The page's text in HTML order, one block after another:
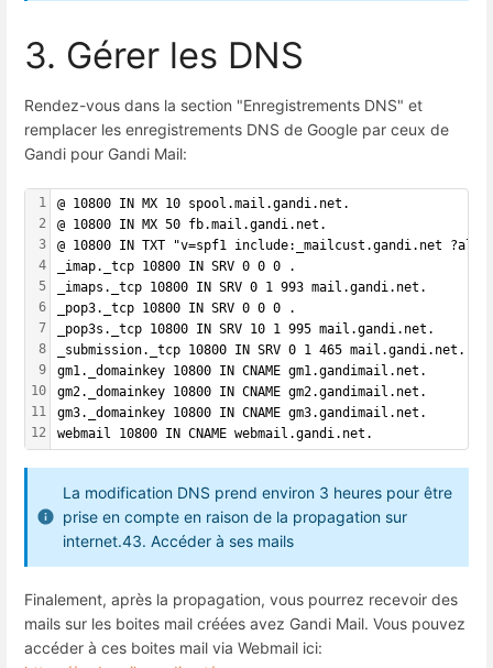
3. Gérer les DNS
Rendez-vous dans la section "Enregistrements DNS" et
remplacer les enregistrements DNS de Google par ceux de
Gandi pour Gandi Mail:
1
2
3
4
5
6
7
8
9
10
11
12
@ 10800 IN MX 10 spool.mail.gandi.net.
@ 10800 IN MX 50 fb.mail.gandi.net.
@ 10800 IN TXT "v=spf1 include:_mailcust.gandi.net ?all"
_imap._tcp 10800 IN SRV 0 0 0 .
_imaps._tcp 10800 IN SRV 0 1 993 mail.gandi.net.
_pop3._tcp 10800 IN SRV 0 0 0 .
_pop3s._tcp 10800 IN SRV 10 1 995 mail.gandi.net.
_submission._tcp 10800 IN SRV 0 1 465 mail.gandi.net.
gm1._domainkey 10800 IN CNAME gm1.gandimail.net.
gm2._domainkey 10800 IN CNAME gm2.gandimail.net.
gm3._domainkey 10800 IN CNAME gm3.gandimail.net.
webmail 10800 IN CNAME webmail.gandi.net.
La modification DNS prend environ 3 heures pour être
prise en compte en raison de la propagation sur
internet.43. Accéder à ses mails
Finalement, après la propagation, vous pourrez recevoir des
mails sur les boites mail créées avez Gandi Mail. Vous pouvez
accéder à ces boites mail via Webmail ici: